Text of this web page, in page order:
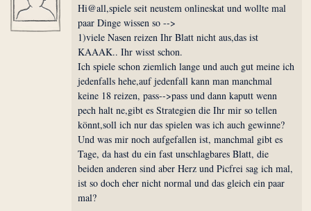
Hi@all,spiele seit neustem onlineskat und wollte mal
paar Dinge wissen so -->
1)viele Nasen reizen Ihr Blatt nicht aus,das ist
KAAAK.. Ihr wisst schon.
Ich spiele schon ziemlich lange und auch gut meine ich
jedenfalls hehe,auf jedenfall kann man manchmal
keine 18 reizen, pass-->pass und dann kaputt wenn
pech halt ne,gibt es Strategien die Ihr mir so tellen
könnt,soll ich nur das spielen was ich auch gewinne?
Und was mir noch aufgefallen ist, manchmal gibt es
Tage, da hast du ein fast unschlagbares Blatt, die
beiden anderen sind aber Herz und Picfrei sag ich mal,
ist so doch eher nicht normal und das gleich ein paar
mal?